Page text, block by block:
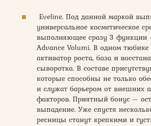
Eveline. Под данной маркой
универсальное косметическое
выполняющее сразу 3 функции
Advance Volumi. В одном тюбике
активатор роста, база и
сыворотка. В составе
которые способны не только
и служат барьером от внешних
факторов. Приятный бонус –
выпадение. Уже спустя
ресницы станут крепкими и